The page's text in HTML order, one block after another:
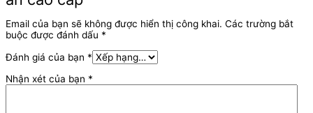
Email của bạn sẽ không được hiển thị công khai. Các trường bắt
buộc được đánh dấu *
Đánh giá của bạn *
Nhận xét của bạn *